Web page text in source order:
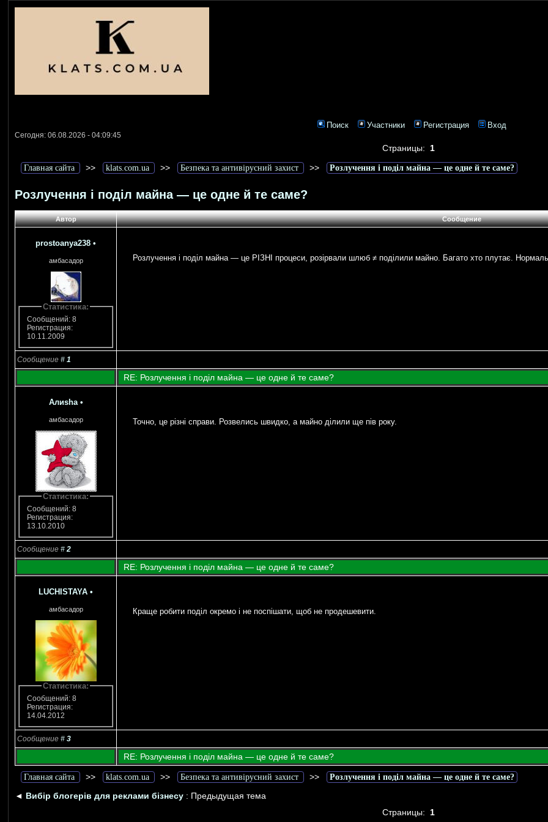
Поиск Участники Регистрация Вход
Сегодня: 06.08.2026 - 04:09:45
Страницы: 1
Главная сайта >> klats.com.ua >> Безпека та антивірусний захист >> Розлучення і поділ майна — це одне й те саме?
Розлучення і поділ майна — це одне й те саме?
Автор Сообщение
prostoanya238 •
амбасадор
Статистика:
Сообщений: 8
Регистрация:
10.11.2009
Розлучення і поділ майна — це РІЗНІ процеси, розірвали шлюб ≠ поділили майно. Багато хто плутає.
Сообщение#1
RE: Розлучення і поділ майна — це одне й те саме?
Алиshа •
амбасадор
Статистика:
Сообщений: 8
Регистрация:
13.10.2010
Точно, це різні справи. Розвелись швидко, а майно ділили ще пів року.
Сообщение#2
RE: Розлучення і поділ майна — це одне й те саме?
LUCHISTAYA •
амбасадор
Статистика:
Сообщений: 8
Регистрация:
14.04.2012
Краще робити поділ окремо і не поспішати, щоб не продешевити.
Сообщение#3
RE: Розлучення і поділ майна — це одне й те саме?
Главная сайта >> klats.com.ua >> Безпека та антивірусний захист >> Розлучення і поділ майна — це одне й те саме?
◄ Вибір блогерів для реклами бізнесу : Предыдущая тема
Страницы: 1